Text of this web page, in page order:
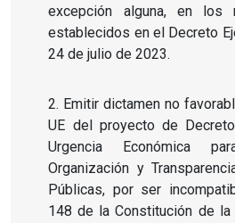
excepción alguna, en los
establecidos en el Decreto
24 de julio de 2023.
2. Emitir dictamen no
UE del proyecto de
Urgencia Económica
Organización y
Públicas, por ser
148 de la Constitución de la